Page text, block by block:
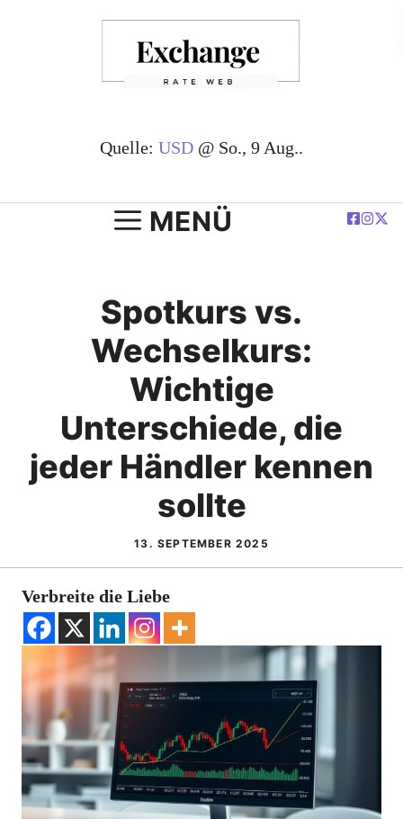
Quelle: USD @ So., 9 Aug..
MENÜ
Spotkurs vs.
Wechselkurs:
Wichtige
Unterschiede, die
jeder Händler kennen
sollte
13. SEPTEMBER 2025
Verbreite die Liebe